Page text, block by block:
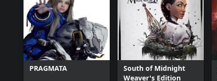
PRAGMATA
South of Midnight
Weaver's Edition